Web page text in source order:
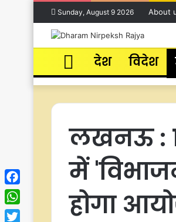
Sunday, August 9 2026 About
Home
देश विदेश
लखनऊ :
में
होगा
Facebook
WhatsApp